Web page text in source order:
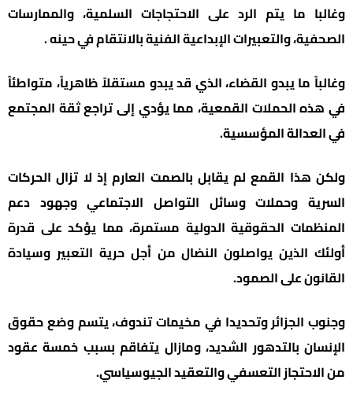
وغالبا ما يتم الرد على الاحتجاجات السلمية، والممارسات
الصحفية، والتعبيرات الإبداعية الفنية بالانتقام في حينه .
وغالباً ما يبدو القضاء، الذي قد يبدو مستقلاً ظاهرياً، متواطئاً
في هذه الحملات القمعية، مما يؤدي إلى تراجع ثقة المجتمع
في العدالة المؤسسية.
ولكن هذا القمع لم يقابل بالصمت العارم إذ لا تزال الحركات
السرية وحملات وسائل التواصل الاجتماعي وجهود دعم
المنظمات الحقوقية الدولية مستمرة، مما يؤكد على قدرة
أولئك الذين يواصلون النضال من أجل حرية التعبير وسيادة
القانون على الصمود.
وجنوب الجزائر وتحديدا في مخيمات تندوف، يتسم وضع حقوق
الإنسان بالتدهور الشديد، ومازال يتفاقم بسبب خمسة عقود
من الاحتجاز التعسفي والتعقيد الجيوسياسي.